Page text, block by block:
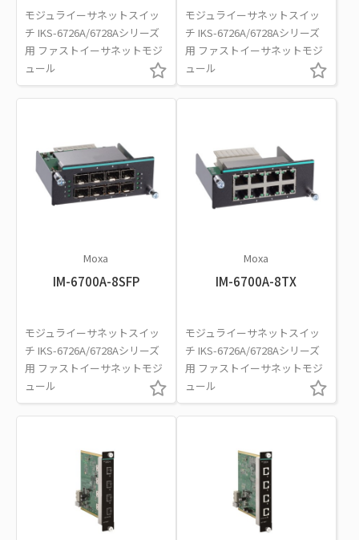
モジュライーサネットスイッ
チ IKS-6726A/6728Aシリーズ
用 ファストイーサネットモジ
ュール
モジュライーサネットスイッ
チ IKS-6726A/6728Aシリーズ
用 ファストイーサネットモジ
ュール
Moxa
IM-6700A-8SFP
モジュライーサネットスイッ
チ IKS-6726A/6728Aシリーズ
用 ファストイーサネットモジ
ュール
Moxa
IM-6700A-8TX
モジュライーサネットスイッ
チ IKS-6726A/6728Aシリーズ
用 ファストイーサネットモジ
ュール